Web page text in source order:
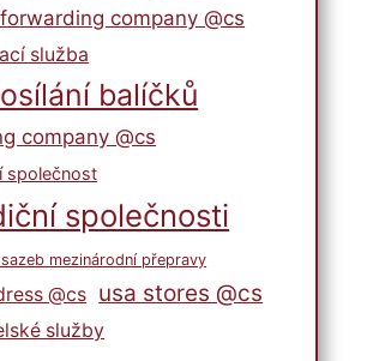
nápady na dárky,
company @cs
služba
balíčků
company @cs
společnost
společnosti
mezinárodní přepravy
@cs usa stores @cs
služby